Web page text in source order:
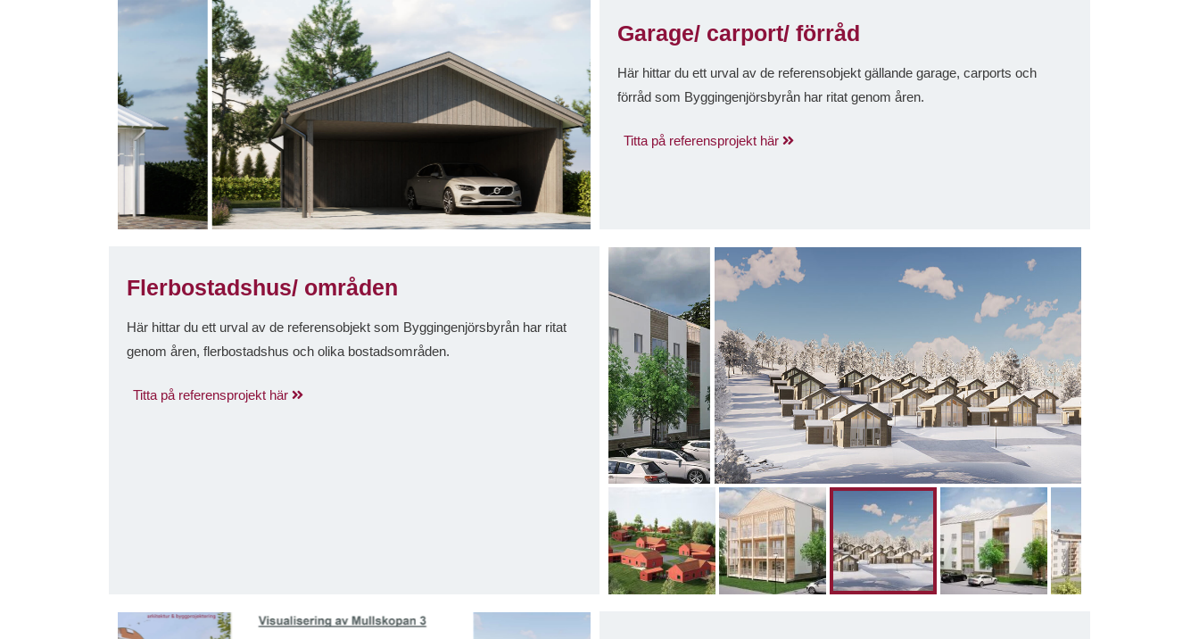
Garage/ carport/ förråd
Här hittar du ett urval av de referensobjekt gällande garage, carports och
förråd som Byggingenjörsbyrån har ritat genom åren.
Titta på referensprojekt här
Flerbostadshus/ områden
Här hittar du ett urval av de referensobjekt som Byggingenjörsbyrån har ritat
genom åren, flerbostadshus och olika bostadsområden.
Titta på referensprojekt här